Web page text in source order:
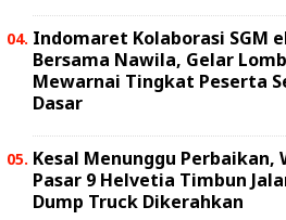
Indomaret Kolaborasi SGM
Bersama Nawila, Gelar
Mewarnai Tingkat Peserta
Dasar
Kesal Menunggu Perbaikan,
Pasar 9 Helvetia Timbun
Dump Truck Dikerahkan